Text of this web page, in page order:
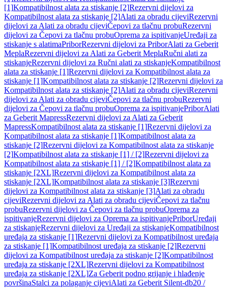
[1]Kompatibilnost alata za stiskanje [2]Rezervni dijelovi za
Kompatibilnost alata za stiskanje [2]Alati za obradu cijeviRezervni
dijelovi za Alati za obradu cijeviČepovi za tlačnu probuRezervni
dijelovi za Čepovi za tlačnu probuOprema za ispitivanjeUređaji za
stiskanje s alatimaPriborRezervni dijelovi za PriborAlati za Geberit
MeplaRezervni dijelovi za Alati za Geberit MeplaRučni alati za
stiskanjeRezervni dijelovi za Ručni alati za stiskanjeKompatibilnost
alata za stiskanje [1]Rezervni dijelovi za Kompatibilnost alata za
stiskanje [1]Kompatibilnost alata za stiskanje [2]Rezervni dijelovi za
Kompatibilnost alata za stiskanje [2]Alati za obradu cijeviRezervni
dijelovi za Alati za obradu cijeviČepovi za tlačnu probuRezervni
dijelovi za Čepovi za tlačnu probuOprema za ispitivanjePriborAlati
za Geberit MapressRezervni dijelovi za Alati za Geberit
MapressKompatibilnost alata za stiskanje [1]Rezervni dijelovi za
Kompatibilnost alata za stiskanje [1]Kompatibilnost alata za
stiskanje [2]Rezervni dijelovi za Kompatibilnost alata za stiskanje
[2]Kompatibilnost alata za stiskanje [1] / [2]Rezervni dijelovi za
Kompatibilnost alata za stiskanje [1] / [2]Kompatibilnost alata za
stiskanje [2XL]Rezervni dijelovi za Kompatibilnost alata za
stiskanje [2XL]Kompatibilnost alata za stiskanje [3]Rezervni
dijelovi za Kompatibilnost alata za stiskanje [3]Alati za obradu
cijeviRezervni dijelovi za Alati za obradu cijeviČepovi za tlačnu
probuRezervni dijelovi za Čepovi za tlačnu probuOprema za
ispitivanjeRezervni dijelovi za Oprema za ispitivanjePriborUređaji
za stiskanjeRezervni dijelovi za Uređaji za stiskanjeKompatibilnost
uređaja za stiskanje [1]Rezervni dijelovi za Kompatibilnost uređaja
za stiskanje [1]Kompatibilnost uređaja za stiskanje [2]Rezervni
dijelovi za Kompatibilnost uređaja za stiskanje [2]Kompatibilnost
uređaja za stiskanje [2XL]Rezervni dijelovi za Kompatibilnost
uređaja za stiskanje [2XL]Za Geberit podno grijanje i hlađenje
površinaStalci za polaganje cijeviAlati za Geberit Silent-db20 /